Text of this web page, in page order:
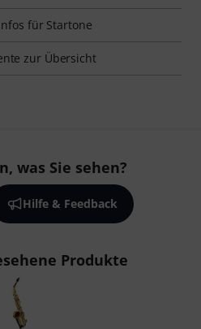
für Startone
zur Übersicht
was Sie sehen?
Hilfe & Feedback
Produkte